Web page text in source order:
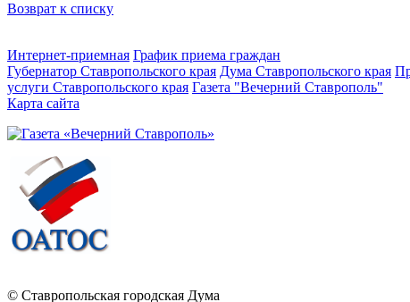
Возврат к списку
Интернет-приемная График приема граждан
Губернатор Ставропольского края Дума Ставропольского края
услуги Ставропольского края Газета "Вечерний Ставрополь"
Карта сайта
© Ставропольская городская Дума